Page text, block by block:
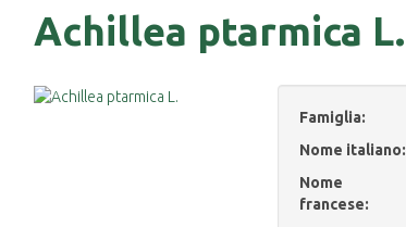
Achillea ptarmica L.
Famiglia:
Nome italiano:
Nome
francese: